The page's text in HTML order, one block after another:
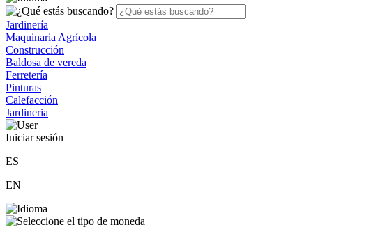
Jardinería
Maquinaria Agrícola
Construcción
Baldosa de vereda
Ferretería
Pinturas
Calefacción
Jardineria
Iniciar sesión
ES
EN